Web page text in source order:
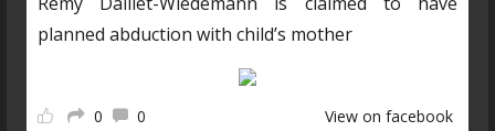
planned abduction with child’s mother
0 0 View on facebook